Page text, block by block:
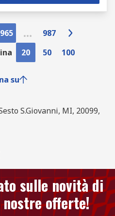
965
987
20 50 100
su
S.Giovanni, MI, 20099,
sulle novità di
offerte!